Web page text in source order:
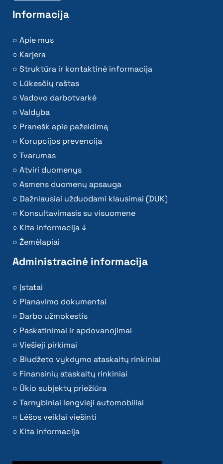
Informacija
Apie mus
Karjera
Struktūra ir kontaktinė informacija
Lūkesčių raštas
Vadovo darbotvarkė
Valdyba
Pranešk apie pažeidimą
Korupcijos prevencija
Tvarumas
Atviri duomenys
Asmens duomenų apsauga
Dažniausiai užduodami klausimai (DUK)
Konsultavimasis su visuomene
Kita informacija ↓
Žemėlapiai
Administracinė informacija
Įstatai
Planavimo dokumentai
Darbo užmokestis
Paskatinimai ir apdovanojimai
Viešieji pirkimai
Biudžeto vykdymo ataskaitų rinkiniai
Finansinių ataskaitų rinkiniai
Ūkio subjektų priežiūra
Tarnybiniai lengvieji automobiliai
Lėšos veiklai viešinti
Kita informacija